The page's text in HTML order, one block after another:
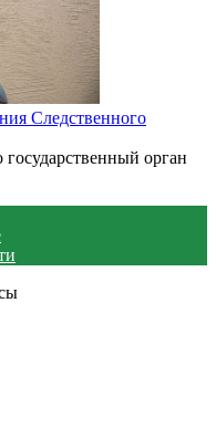
Следственного
орган